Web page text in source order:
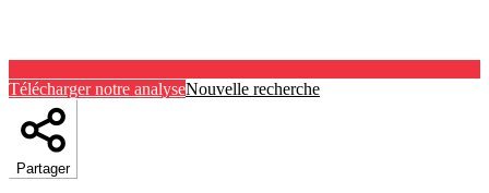
Télécharger notre analyseNouvelle recherche
Partager